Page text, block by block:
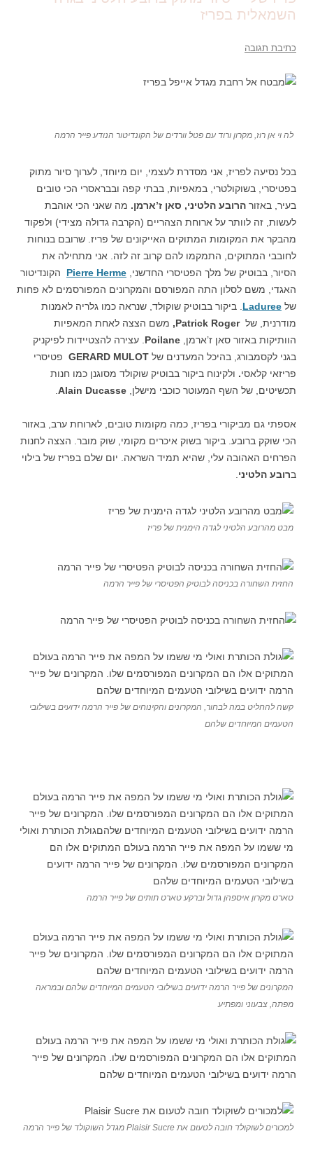
השמאלית בפריז
כתיבת תגובה
לה וי אן רוז, מקרון ורוד עם פטל וורדים של הקונדיטור הנודע פייר הרמה
בכל נסיעה לפריז, אני מסדרת לעצמי, יום מיוחד, לערוך סיור מתוק
בפטיסרי, בשוקולטרי, במאפיות, בבתי קפה ובבראסרי הכי טובים
בעיר, באזור הרובע הלטיני, סאן ז’ארמן. מה שאני הכי אוהבת
לעשות, זה לוותר על ארוחת הצהריים (הקרבה גדולה מצידי) ולפקוד
מהבקר את המקומות המתוקים האייקונים של פריז. שרובם בנוחות
לחובבי המתוקים, התמקמו להם קרוב זה לזה. אני מתחילה את
הסיור, בבוטיק של מלך הפטיסרי החדשני, Pierre Herme
הקונדיטור
האגדי, משם לסלון התה המפורסם והמקרונים המפורסמים לא פחות
של Laduree . ביקור בבוטיק שוקולד, שנראה כמו גלריה לאמנות
מודרנית, שלPatrick Roger
, משם הצצה לאחת המאפיות
הוותיקות באזור סאן ז’ארמן, Poilane . עצירה להצטיידות לפיקניק
בגני לקסמבורג, בהיכל המעדנים של GERARD MULOT פטיסרי
פריזאי קלאסי. ולקינוח ביקור בבוטיק שוקולד מסוגנן כמו חנות
תכשיטים, של השף המעוטר כוכבי מישלן, Alain Ducasse
אספתי גם מביקורי בפריז, כמה מקומות טובים, לארוחת ערב, באזור
הכי שוקק ברובע. ביקור בשוק איכרים מקומי, שוק מובר. הצצה לחנות
הפרחים האהובה עלי, שהיא תמיד השראה. יום שלם בפריז של בילוי
ברובע הלטיני
מבט מהרובע הלטיני לגדה הימנית של פריז
החזית השחורה בכניסה לבוטיק הפטיסרי של פייר הרמה
קשה להחליט במה לבחור, המקרונים והקינוחים של פייר הרמה ידועים בשילובי
הטעמים המיוחדים שלהם
טארט מקרון איספהן גדול וברקע טארט תותים של פייר הרמה
המקרונים של פייר הרמה ידועים בשילובי הטעמים המיוחדים שלהם ובמראה
מפתה, צבעוני ומפתיע
למכורים לשוקולד חובה לטעום את Plaisir Sucre מגדל השוקולד של פייר הרמה